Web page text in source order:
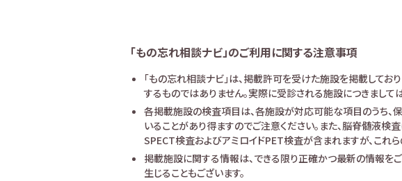
「もの忘れ相談ナビ」のご利用に関する注意事項
「もの忘れ相談ナビ」は、掲載許可を受けた施設を掲載してお
するものではありません。実際に受診される施設につきまして
各掲載施設の検査項目は、各施設が対応可能な項目のうち、
いることがあり得ますのでご注意ください。また、脳脊髄液
SPECT検査およびアミロイドPET検査が含まれますが、これ
掲載施設に関する情報は、できる限り正確かつ最新の情報を
生じることもございます。